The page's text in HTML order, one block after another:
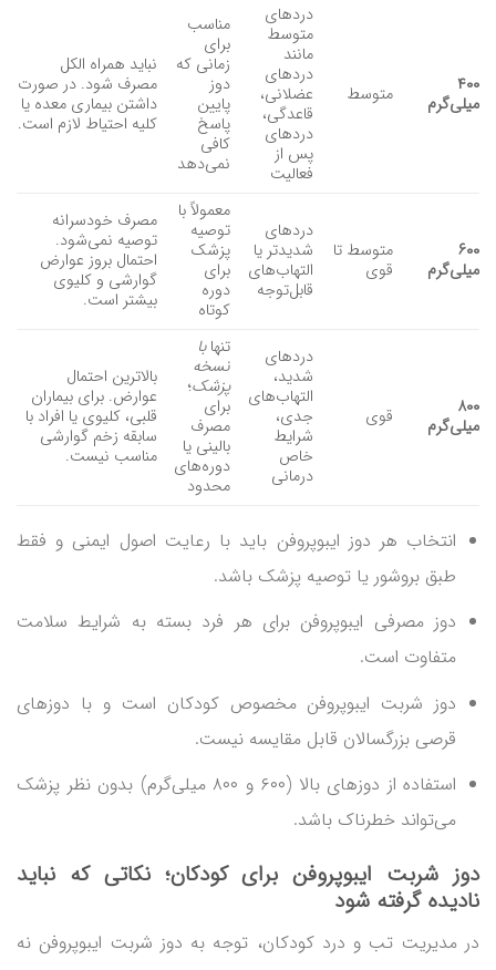
۴۰۰
میلی‌گرم متوسط
دردهای
متوسط
مانند
دردهای
عضلانی،
قاعدگی،
دردهای
پس از
فعالیت
مناسب
برای
زمانی که
دوز
پایین
پاسخ
کافی
نمی‌دهد
نباید همراه الکل
مصرف شود. در صورت
داشتن بیماری معده یا
کلیه احتیاط لازم است.
۶۰۰
میلی‌گرم
متوسط تا
قوی
دردهای
شدیدتر یا
التهاب‌های
قابل‌توجه
معمولاً با
توصیه
پزشک
برای
دوره
کوتاه
مصرف خودسرانه
توصیه نمی‌شود.
احتمال بروز عوارض
گوارشی و کلیوی
بیشتر است.
۸۰۰
میلی‌گرم قوی
دردهای
شدید،
التهاب‌های
جدی،
شرایط
خاص
درمانی
تنهابا
نسخه
پزشک؛
برای
مصرف
بالینی یا
دوره‌های
محدود
بالاترین احتمال
عوارض. برای بیماران
قلبی، کلیوی یا افراد با
سابقه زخم گوارشی
مناسب نیست.
انتخاب هر دوز ایبوپروفن باید با رعایت اصول ایمنی و فقط
طبق بروشور یا توصیه پزشک باشد.
دوز مصرفی ایبوپروفن برای هر فرد بسته به شرایط سلامت
متفاوت است.
دوز شربت ایبوپروفن مخصوص کودکان است و با دوزهای
قرصی بزرگسالان قابل مقایسه نیست.
استفاده از دوزهای بالا (۶۰۰ و ۸۰۰ میلی‌گرم) بدون نظر پزشک
می‌تواند خطرناک باشد.
دوز شربت ایبوپروفن برای کودکان؛ نکاتی که نباید
نادیده گرفته شود
در مدیریت تب و درد کودکان، توجه به دوز شربت ایبوپروفن نه